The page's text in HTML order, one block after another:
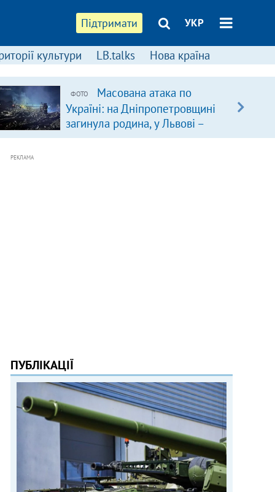
Підтримати УКР
культури LB.talks Нова країна
ФОТО
Масована атака по
Україні: на Дніпропетровщині
загинула родина, у Львові –
удар по багатоповерхівках
РЕКЛАМА
ПУБЛІКАЦІЇ